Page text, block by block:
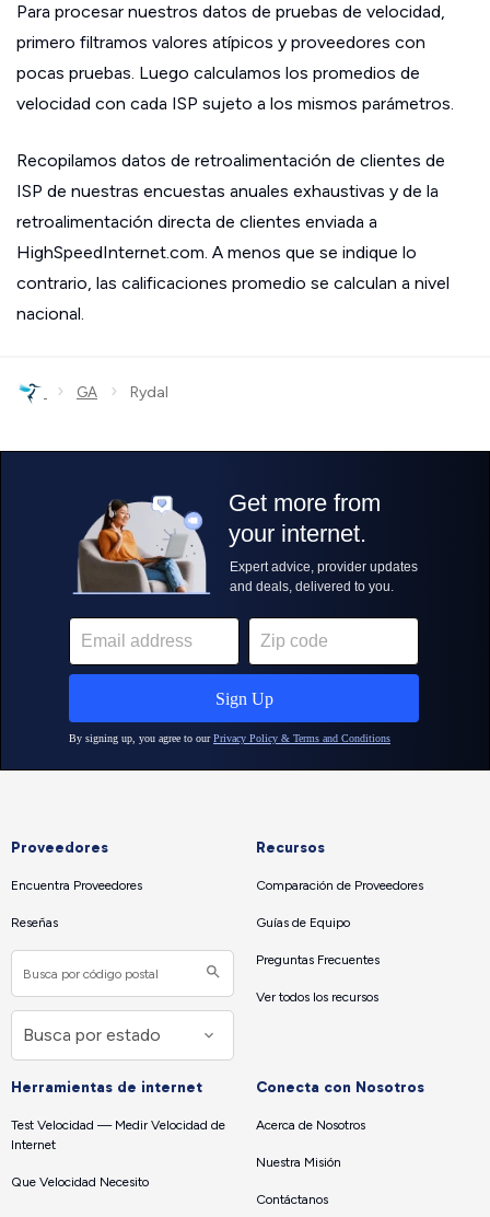
Para procesar nuestros datos de pruebas de velocidad,
primero filtramos valores atípicos y proveedores con
pocas pruebas. Luego calculamos los promedios de
velocidad con cada ISP sujeto a los mismos parámetros.
Recopilamos datos de retroalimentación de clientes de
ISP de nuestras encuestas anuales exhaustivas y de la
retroalimentación directa de clientes enviada a
HighSpeedInternet.com. A menos que se indique lo
contrario, las calificaciones promedio se calculan a nivel
nacional.
› GA › Rydal
Proveedores
Encuentra Proveedores
Reseñas
Recursos
Comparación de Proveedores
Guías de Equipo
Preguntas Frecuentes
Ver todos los recursos
Herramientas de internet
Test Velocidad — Medir Velocidad de
Internet
Que Velocidad Necesito
Conecta con Nosotros
Acerca de Nosotros
Nuestra Misión
Contáctanos